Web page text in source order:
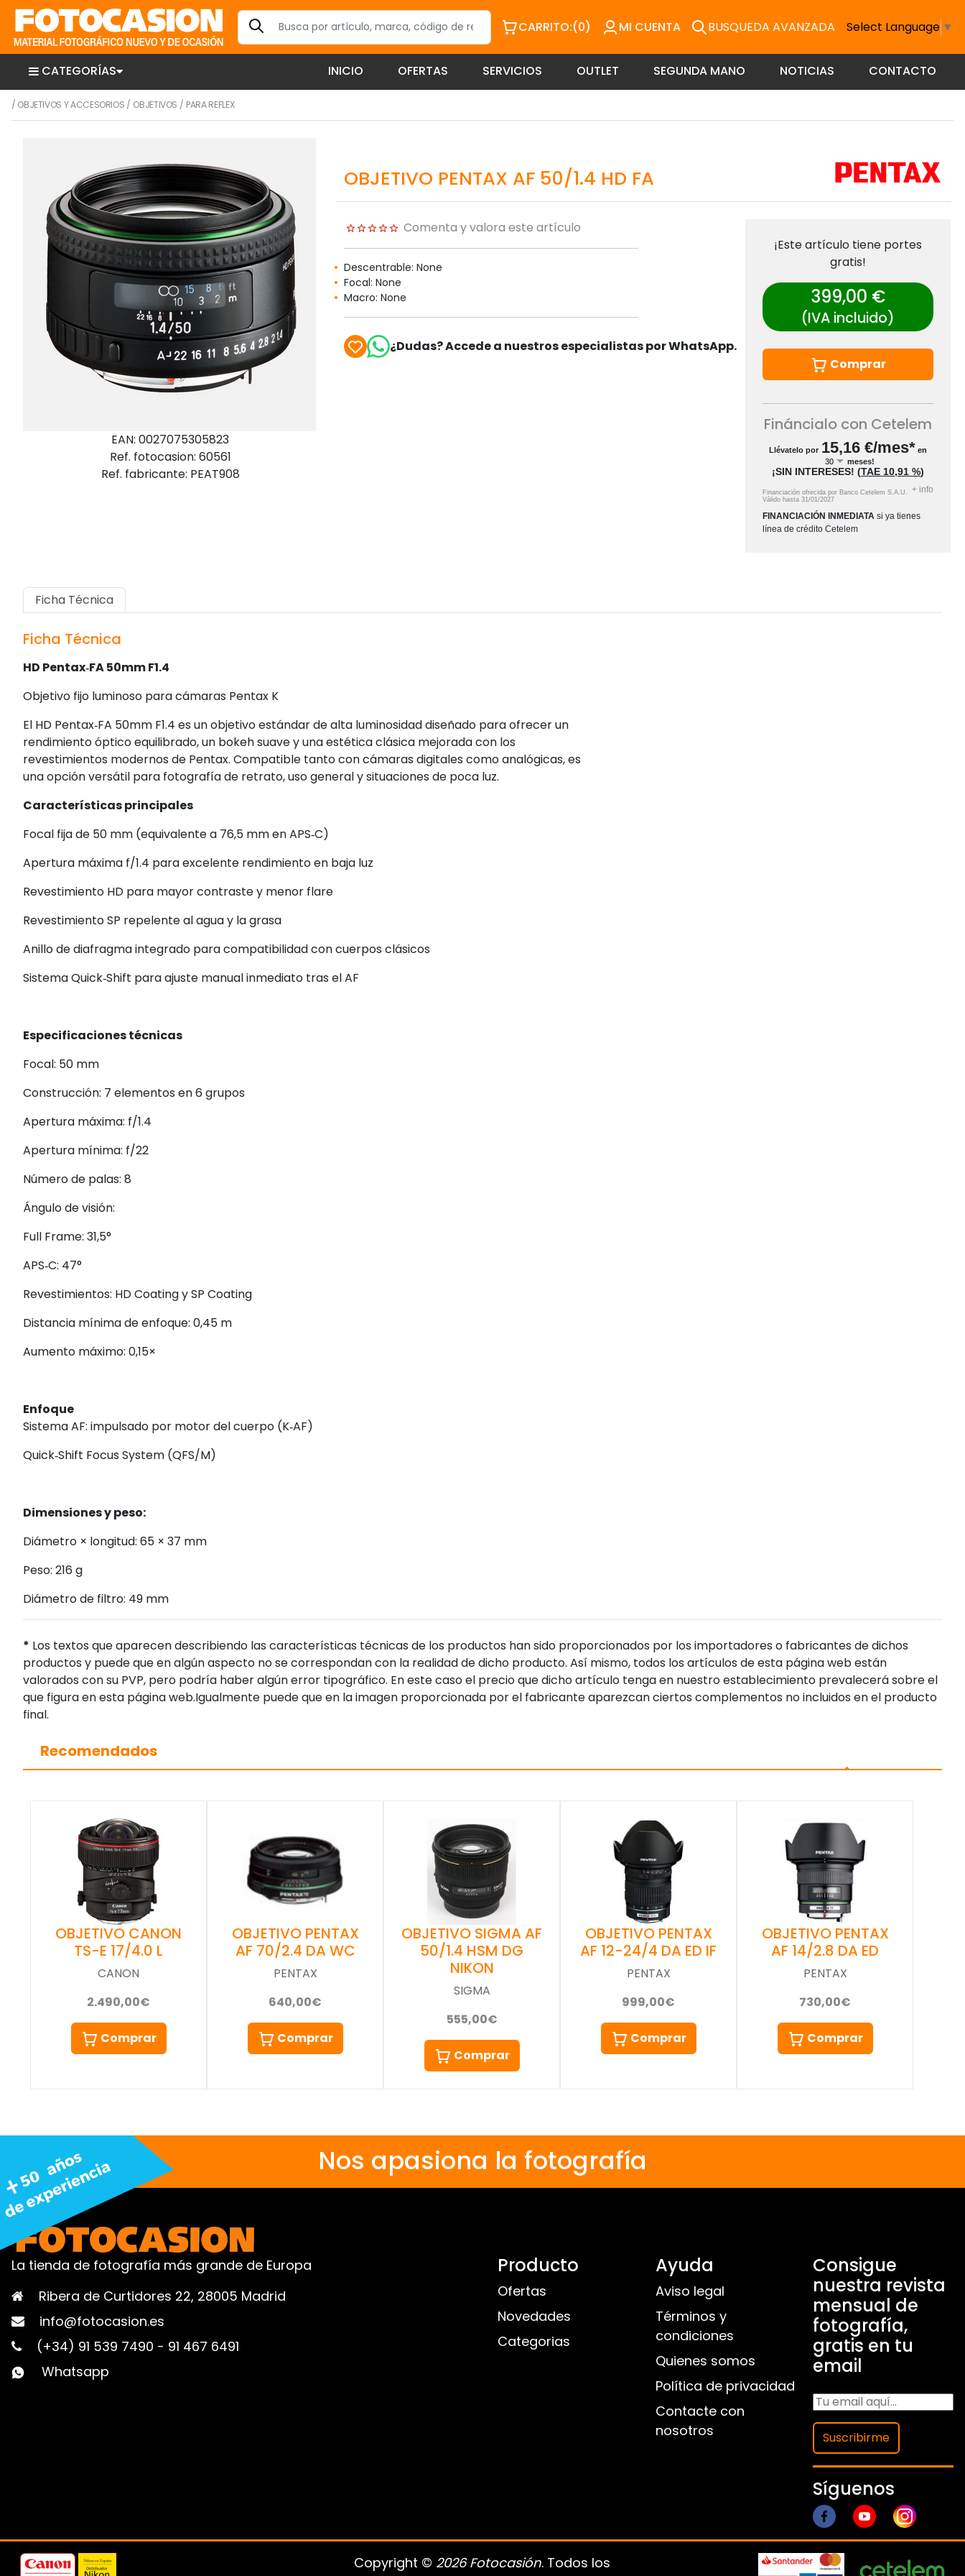
CARRITO:(0) MI CUENTA BUSQUEDA AVANZADA Select Language ▼
CATEGORÍAS INICIO OFERTAS SERVICIOS OUTLET SEGUNDA MANO NOTICIAS CONTACTO
/ OBJETIVOS Y ACCESORIOS / OBJETIVOS / PARA REFLEX
EAN: 0027075305823
Ref. fotocasion: 60561
Ref. fabricante: PEAT908
OBJETIVO PENTAX AF 50/1.4 HD FA
Comenta y valora este artículo
Descentrable: None
Focal: None
Macro: None
¿Dudas? Accede a nuestros especialistas por WhatsApp.
¡Este artículo tiene portes
gratis!
399,00 €
(IVA incluido)
Comprar
Fináncialo con Cetelem
Llévatelo por 15,16 €/mes* en
meses!
¡SIN INTERESES!(TAE10,91 %)
Financiación ofrecida por Banco Cetelem S.A.U.
Válido hasta31/01/2027
+ info
FINANCIACIÓN INMEDIATA si ya tienes
línea de crédito Cetelem
Ficha Técnica
Ficha Técnica
HD Pentax‑FA 50mm F1.4
Objetivo fijo luminoso para cámaras Pentax K
El HD Pentax‑FA 50mm F1.4 es un objetivo estándar de alta luminosidad diseñado para ofrecer un
rendimiento óptico equilibrado, un bokeh suave y una estética clásica mejorada con los
revestimientos modernos de Pentax. Compatible tanto con cámaras digitales como analógicas, es
una opción versátil para fotografía de retrato, uso general y situaciones de poca luz.
Características principales
Focal fija de 50 mm (equivalente a 76,5 mm en APS‑C)
Apertura máxima f/1.4 para excelente rendimiento en baja luz
Revestimiento HD para mayor contraste y menor flare
Revestimiento SP repelente al agua y la grasa
Anillo de diafragma integrado para compatibilidad con cuerpos clásicos
Sistema Quick‑Shift para ajuste manual inmediato tras el AF
Especificaciones técnicas
Focal: 50 mm
Construcción: 7 elementos en 6 grupos
Apertura máxima: f/1.4
Apertura mínima: f/22
Número de palas: 8
Ángulo de visión:
Full Frame: 31,5°
APS‑C: 47°
Revestimientos: HD Coating y SP Coating
Distancia mínima de enfoque: 0,45 m
Aumento máximo: 0,15×
Enfoque
Sistema AF: impulsado por motor del cuerpo (K‑AF)
Quick‑Shift Focus System (QFS/M)
Dimensiones y peso:
Diámetro × longitud: 65 × 37 mm
Peso: 216 g
Diámetro de filtro: 49 mm
* Los textos que aparecen describiendo las características técnicas de los productos han sido proporcionados por los importadores o fabricantes de dichos
productos y puede que en algún aspecto no se correspondan con la realidad de dicho producto. Así mismo, todos los artículos de esta página web están
valorados con su PVP, pero podría haber algún error tipográfico. En este caso el precio que dicho artículo tenga en nuestro establecimiento prevalecerá sobre el
que figura en esta página web.Igualmente puede que en la imagen proporcionada por el fabricante aparezcan ciertos complementos no incluidos en el producto
final.
Recomendados
OBJETIVO CANON
TS-E 17/4.0 L
CANON
2.490,00€
Comprar
OBJETIVO PENTAX
AF 70/2.4 DA WC
PENTAX
640,00€
Comprar
OBJETIVO SIGMA AF
50/1.4 HSM DG
NIKON
SIGMA
555,00€
Comprar
OBJETIVO PENTAX
AF 12-24/4 DA ED IF
PENTAX
999,00€
Comprar
OBJETIVO PENTAX
AF 14/2.8 DA ED
PENTAX
730,00€
Comprar
Nos apasiona la fotografía
La tienda de fotografía más grande de Europa
Ribera de Curtidores 22, 28005 Madrid
info@fotocasion.es
(+34) 91 539 7490 - 91 467 6491
Whatsapp
Producto
Ofertas
Novedades
Categorias
Ayuda
Aviso legal
Términos y
condiciones
Quienes somos
Política de privacidad
Contacte con
nosotros
Consigue
nuestra revista
mensual de
fotografía,
gratis en tu
email
Suscribirme
Síguenos
Copyright © 2026 Fotocasión. Todos los